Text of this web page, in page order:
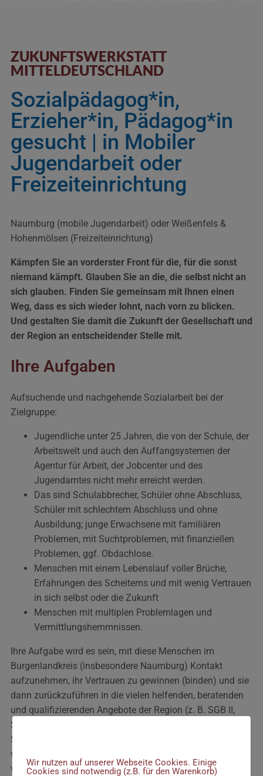
ZUKUNFTSWERKSTATT
MITTELDEUTSCHLAND
Sozialpädagog*in,
Erzieher*in, Pädagog*in
gesucht | in Mobiler
Jugendarbeit oder
Freizeiteinrichtung
Naumburg (mobile Jugendarbeit) oder Weißenfels &
Hohenmölsen (Freizeiteinrichtung)
Kämpfen Sie an vorderster Front für die, für die sonst
niemand kämpft. Glauben Sie an die, die selbst nicht an
sich glauben. Finden Sie gemeinsam mit Ihnen einen
Weg, dass es sich wieder lohnt, nach vorn zu blicken.
Und gestalten Sie damit die Zukunft der Gesellschaft und
der Region an entscheidender Stelle mit.
Ihre Aufgaben
Aufsuchende und nachgehende Sozialarbeit bei der
Zielgruppe:
Jugendliche unter 25 Jahren, die von der Schule, der
Arbeitswelt und auch den Auffangsystemen der
Agentur für Arbeit, der Jobcenter und des
Jugendamtes nicht mehr erreicht werden.
Das sind Schulabbrecher, Schüler ohne Abschluss,
Schüler mit schlechtem Abschluss und ohne
Ausbildung; junge Erwachsene mit familiären
Problemen, mit Suchtproblemen, mit finanziellen
Problemen, ggf. Obdachlose.
Menschen mit einem Lebenslauf voller Brüche,
Erfahrungen des Scheiterns und mit wenig Vertrauen
in sich selbst oder die Zukunft
Menschen mit multiplen Problemlagen und
Vermittlungshemmnissen.
Ihre Aufgabe wird es sein, mit diese Menschen im
Burgenlandkreis (insbesondere Naumburg) Kontakt
aufzunehmen, ihr Vertrauen zu gewinnen (binden) und sie
dann zurückzuführen in die vielen helfenden, beratenden
und qualifizierenden Angebote der Region (z. B. SGB II,
Schule/Schulsozialarbeit,
Sucht-/Schulden-/Familienberatung, Aktivierungsprojekte
wie STABIL, BvB, Praktika, Arbeit…). Dazu operieren Sie
vom Standort Naumburg aus und suchen Teilnehmende
Wir nutzen auf unserer Webseite Cookies. Einige
Cookies sind notwendig (z.B. für den Warenkorb)